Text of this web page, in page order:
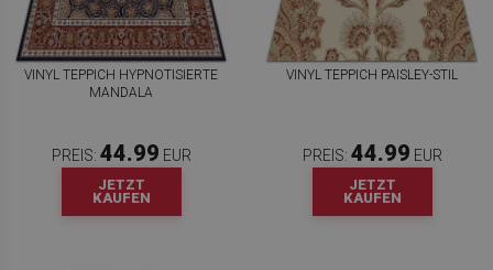
VINYL TEPPICH HYPNOTISIERTE
MANDALA
PREIS: 44.99 EUR
JETZT
KAUFEN
VINYL TEPPICH PAISLEY-STIL
PREIS: 44.99 EUR
JETZT
KAUFEN